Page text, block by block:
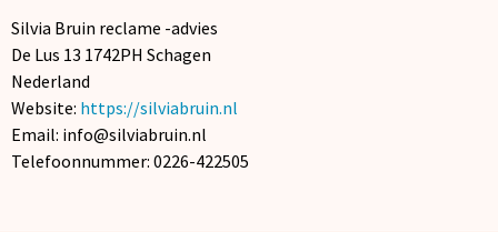
Silvia Bruin reclame -advies
De Lus 13 1742PH Schagen
Nederland
Website: https://silviabruin.nl
Email: info@silviabruin.nl
Telefoonnummer: 0226-422505